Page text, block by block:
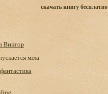
скачать книгу бесплатно
Виктор
мгла